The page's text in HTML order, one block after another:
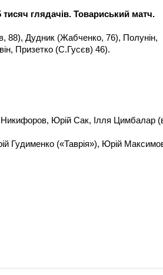
глядачів. Товариський матч.
88), Дудник (Жабченко, 76), Полунін,
Призетко (С.Гусєв) 46).
Юрій Сак, Ілля Цимбалар
Гудименко («Таврія»), Юрій